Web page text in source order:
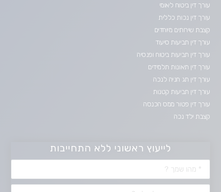
עורך דין ביטוח לאומי
עורך דין נכות כללית
קצבת שירותים מיוחדים
עורך דין תביעות סיעוד
עורך דין תביעות ביטוח ופנסיה
עורך דין תאונות תלמידים
עורך דין תג חניה לנכה
עורך דין תביעות קטנות
עורך דין פטור ממס הכנסה
קצבת ילד נכה
לייעוץ ראשוני ללא התחייבות